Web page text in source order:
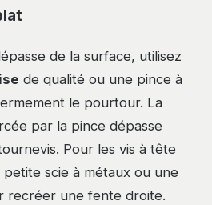
de la surface, utilisez
de qualité ou une pince à
le pourtour. La
par la pince dépasse
Pour les vis à tête
scie à métaux ou une
recréer une fente droite.